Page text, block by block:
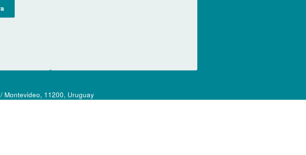
Montevideo, 11200, Uruguay